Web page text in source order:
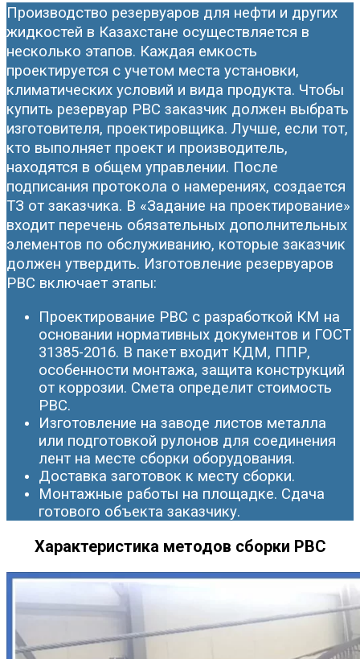
Производство резервуаров для нефти и других
жидкостей в Казахстане осуществляется в
несколько этапов. Каждая емкость
проектируется с учетом места установки,
климатических условий и вида продукта. Чтобы
купить резервуар РВС заказчик должен выбрать
изготовителя, проектировщика. Лучше, если тот,
кто выполняет проект и производитель,
находятся в общем управлении. После
подписания протокола о намерениях, создается
ТЗ от заказчика. В «Задание на проектирование»
входит перечень обязательных дополнительных
элементов по обслуживанию, которые заказчик
должен утвердить. Изготовление резервуаров
РВС включает этапы:
Проектирование РВС с разработкой КМ на
основании нормативных документов и ГОСТ
31385-2016. В пакет входит КДМ, ППР,
особенности монтажа, защита конструкций
от коррозии. Смета определит стоимость
РВС.
Изготовление на заводе листов металла
или подготовкой рулонов для соединения
лент на месте сборки оборудования.
Доставка заготовок к месту сборки.
Монтажные работы на площадке. Сдача
готового объекта заказчику.
Характеристика методов сборки РВС